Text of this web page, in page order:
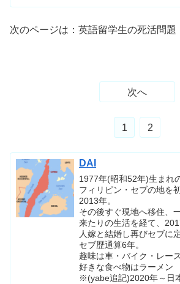
だけ「お昼」っ...
次のページは：英語留学生の死活問題
次へ
1 2
DAI
1977年(昭和52年)生まれ
フィリピン・セブの地を
2013年。
その後すぐ現地へ移住、
来たりの生活を経て、
人嫁と結婚し再びセブに定
セブ歴通算6年。
趣味は車・バイク・レー
好きな食べ物はラーメン
※(yabe追記)2020年～日